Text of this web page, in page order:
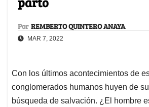
Por REMBERTO QUINTERO ANAYA
MAR 7, 2022
Con los últimos acontecimientos de
conglomerados humanos huyen de
búsqueda de salvación. ¿El hombre